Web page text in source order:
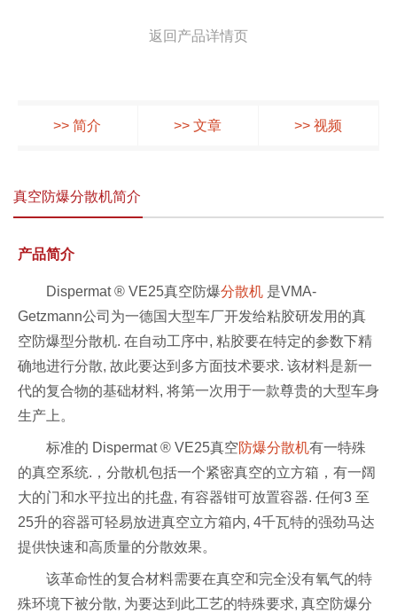
返回产品详情页
>> 简介 >> 文章 >> 视频
真空防爆分散机简介
产品简介
Dispermat ® VE25真空防爆分散机 是VMA-
Getzmann公司为一德国大型车厂开发给粘胶研发用的真
空防爆型分散机. 在自动工序中, 粘胶要在特定的参数下精
确地进行分散, 故此要达到多方面技术要求. 该材料是新一
代的复合物的基础材料, 将第一次用于一款尊贵的大型车身
生产上。
标准的 Dispermat ® VE25真空防爆分散机有一特殊
的真空系统.，分散机包括一个紧密真空的立方箱，有一阔
大的门和水平拉出的扥盘, 有容器钳可放置容器. 任何3 至
25升的容器可轻易放进真空立方箱内, 4千瓦特的强劲马达
提供快速和高质量的分散效果。
该革命性的复合材料需要在真空和完全没有氧气的特
殊环境下被分散, 为要达到此工艺的特殊要求, 真空防爆分